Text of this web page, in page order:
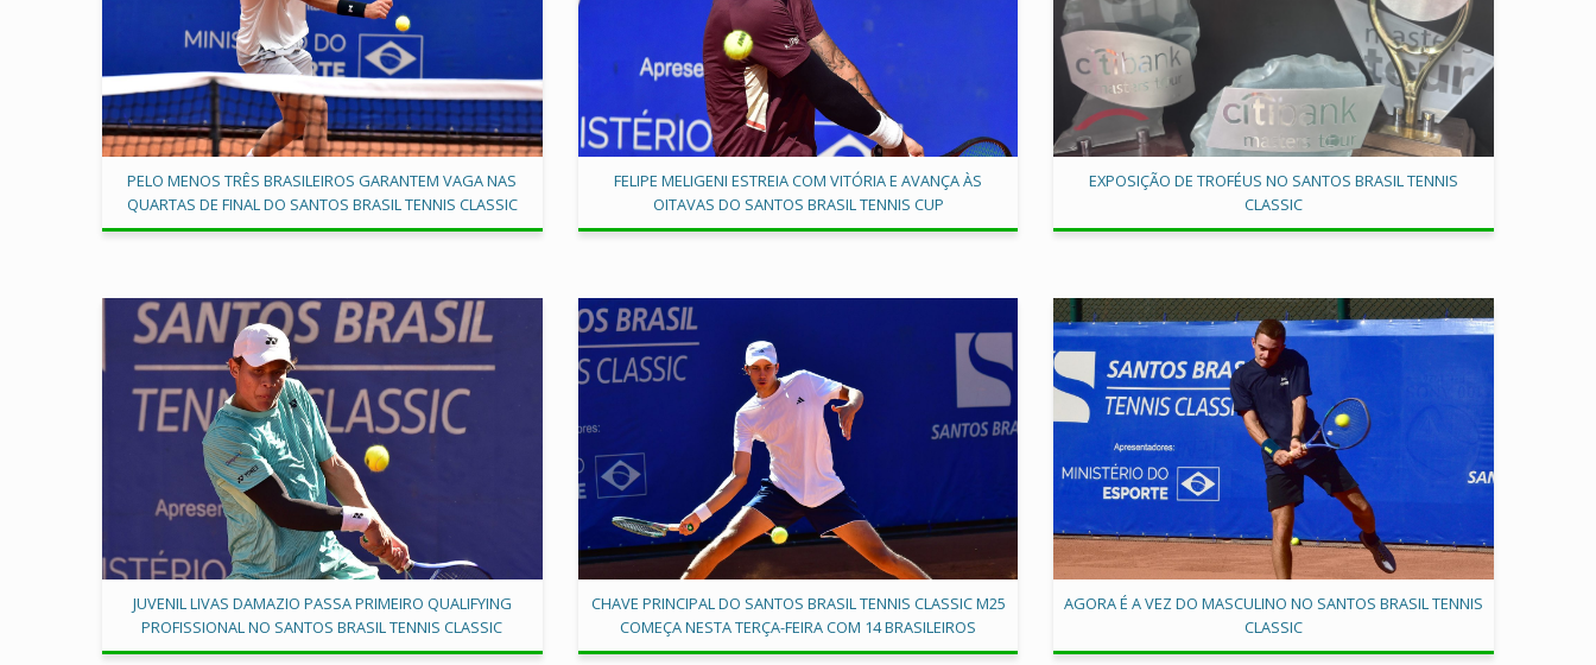
PELO MENOS TRÊS BRASILEIROS GARANTEM VAGA NAS
QUARTAS DE FINAL DO SANTOS BRASIL TENNIS CLASSIC
FELIPE MELIGENI ESTREIA COM VITÓRIA E AVANÇA ÀS
OITAVAS DO SANTOS BRASIL TENNIS CUP
EXPOSIÇÃO DE TROFÉUS NO SANTOS BRASIL TENNIS
CLASSIC
JUVENIL LIVAS DAMAZIO PASSA PRIMEIRO QUALIFYING
PROFISSIONAL NO SANTOS BRASIL TENNIS CLASSIC
CHAVE PRINCIPAL DO SANTOS BRASIL TENNIS CLASSIC M25
COMEÇA NESTA TERÇA-FEIRA COM 14 BRASILEIROS
AGORA É A VEZ DO MASCULINO NO SANTOS BRASIL TENNIS
CLASSIC